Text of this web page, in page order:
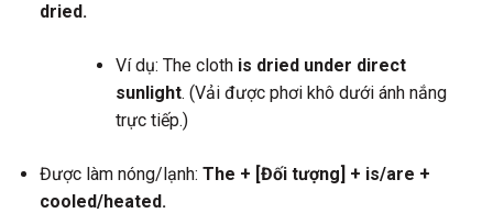
dried.
Ví dụ: The cloth is dried under direct
sunlight. (Vải được phơi khô dưới ánh nắng
trực tiếp.)
Được làm nóng/lạnh: The + [Đối tượng] + is/are +
cooled/heated.